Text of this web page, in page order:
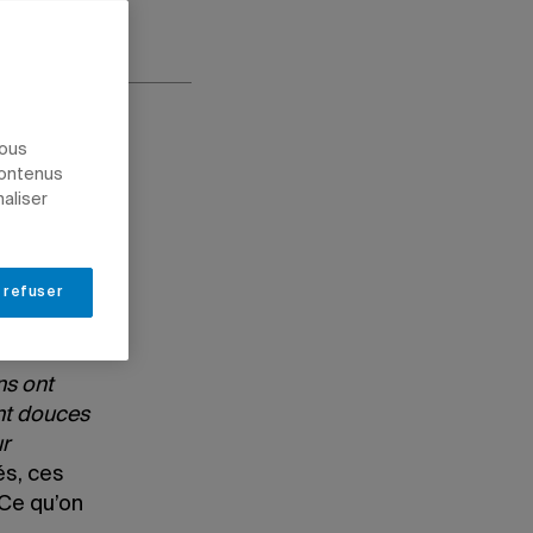
ont
douces
ces
qu’on
refuser